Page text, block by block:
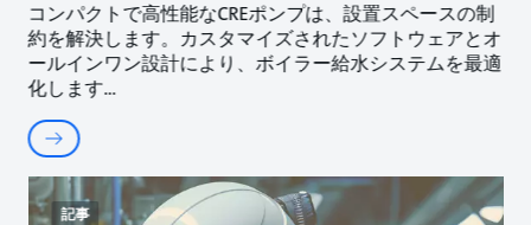
コンパクトで高性能なCREポンプは、設置スペースの制
約を解決します。カスタマイズされたソフトウェアとオ
ールインワン設計により、ボイラー給水システムを最適
化します
記事